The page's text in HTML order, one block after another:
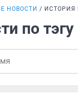
НОВОСТИ ИСТОРИЯ
по